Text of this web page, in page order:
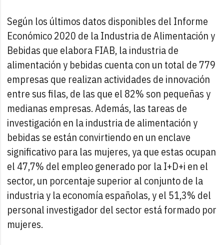
Según los últimos datos disponibles del Informe
Económico 2020 de la Industria de Alimentación y
Bebidas que elabora FIAB, la industria de
alimentación y bebidas cuenta con un total de 779
empresas que realizan actividades de innovación
entre sus filas, de las que el 82% son pequeñas y
medianas empresas. Además, las tareas de
investigación en la industria de alimentación y
bebidas se están convirtiendo en un enclave
significativo para las mujeres, ya que estas ocupan
el 47,7% del empleo generado por la I+D+i en el
sector, un porcentaje superior al conjunto de la
industria y la economía españolas, y el 51,3% del
personal investigador del sector está formado por
mujeres.